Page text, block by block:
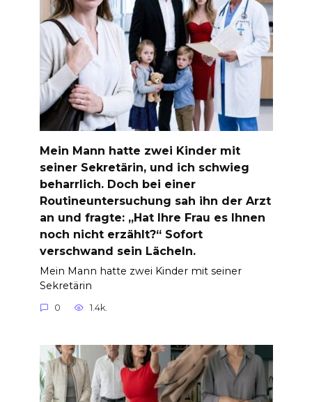
Mein Mann hatte zwei Kinder mit
seiner Sekretärin, und ich schwieg
beharrlich. Doch bei einer
Routineuntersuchung sah ihn der Arzt
an und fragte: „Hat Ihre Frau es Ihnen
noch nicht erzählt?“ Sofort
verschwand sein Lächeln.
Mein Mann hatte zwei Kinder mit seiner
Sekretärin
0 1.4k.